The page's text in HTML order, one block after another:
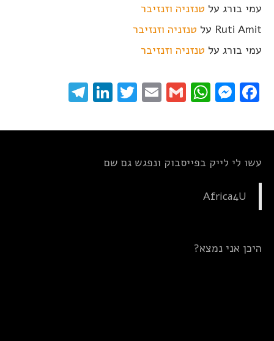
עמי בורג על טנזניה וזנזיבר
Ruti Amit על טנזניה וזנזיבר
עמי בורג על טנזניה וזנזיבר
Facebook
Messenger
WhatsApp
Gmail
Email
Twitter
LinkedIn
עשו לי לייק בפייסבוק ונפגש גם שם
Africa4U
היכן אני נמצא?